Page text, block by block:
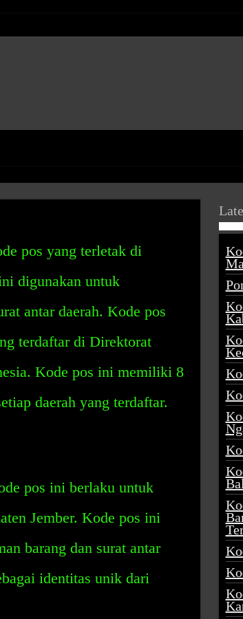
pos yang terletak di
digunakan untuk
antar daerah. Kode pos
terdaftar di Direktorat
Kode pos ini memiliki 8
daerah yang terdaftar.
pos ini berlaku untuk
Jember. Kode pos ini
barang dan surat antar
identitas unik dari